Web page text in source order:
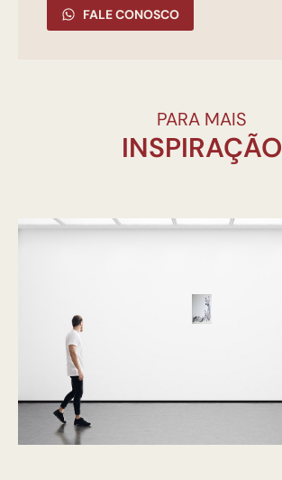
FALE CONOSCO
PARA MAIS
INSPIRAÇÃO